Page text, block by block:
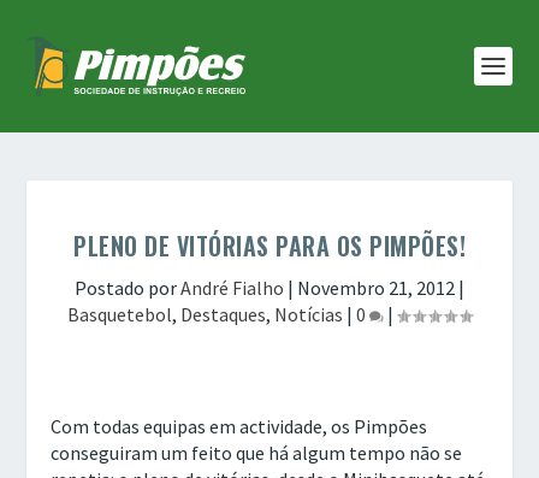
PLENO DE VITÓRIAS PARA OS PIMPÕES!
Postado porAndré Fialho | Novembro 21, 2012 |
Basquetebol, Destaques, Notícias | 0 |
Com todas equipas em actividade, os Pimpões
conseguiram um feito que há algum tempo não se